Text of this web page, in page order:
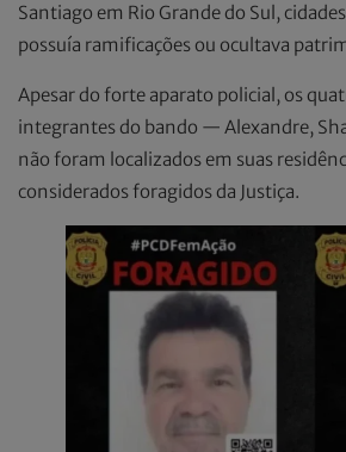
Santiago em Rio Grande do Sul,
possuía ramificações ou ocultava
Apesar do forte aparato policial, os
integrantes do bando — Alexandre,
não foram localizados em suas
considerados foragidos da Justiça.